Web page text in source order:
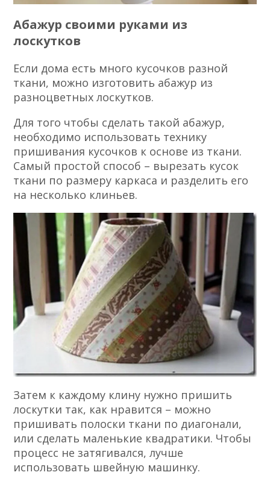
Абажур своими руками из
лоскутков
Если дома есть много кусочков разной
ткани, можно изготовить абажур из
разноцветных лоскутков.
Для того чтобы сделать такой абажур,
необходимо использовать технику
пришивания кусочков к основе из ткани.
Самый простой способ – вырезать кусок
ткани по размеру каркаса и разделить его
на несколько клиньев.
Затем к каждому клину нужно пришить
лоскутки так, как нравится – можно
пришивать полоски ткани по диагонали,
или сделать маленькие квадратики. Чтобы
процесс не затягивался, лучше
использовать швейную машинку.